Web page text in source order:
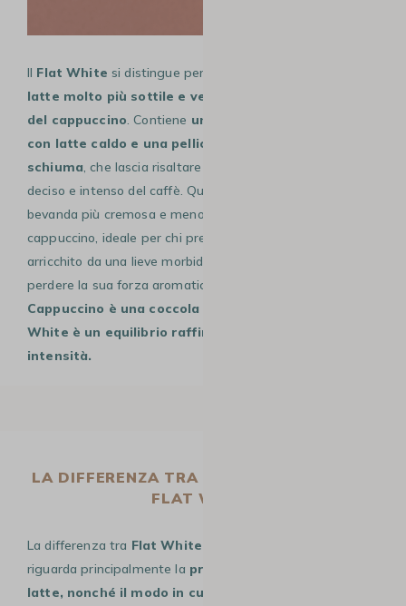
Il Flat White si distingue per una
latte molto più sottile e vellutata rispetto a quella
del cappuccino. Contiene uno o due shot di espresso
con latte caldo e una pellicola sottilissima di
schiuma, che lascia risaltare maggiormente il sapore
deciso e intenso del caffè. Questo rende il flat white una
bevanda più cremosa e meno spumosa rispetto al
cappuccino, ideale per chi preferisce gustare un espresso
arricchito da una lieve morbidezza del latte, senza
perdere la sua forza aromatica. In sintesi,
Cappuccino è una coccola soffice e dolce, il Flat
White è un equilibrio raffinato tra cremosità e
intensità.
LA DIFFERENZA TRA LATTE MACCHIATO E
FLAT WHITE
La differenza tra Flat White
riguarda principalmente la proporzione tra caffè e
latte, nonché il modo in cui vengono preparati e